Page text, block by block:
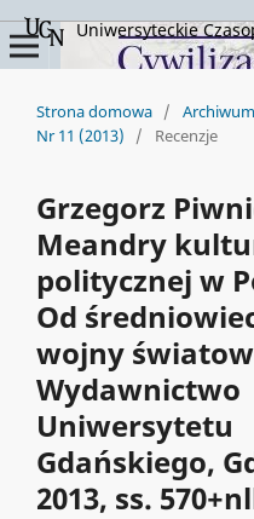
Uniwersyteckie
Strona domowa / Archiwum
Nr 11 (2013)
/ Recenzje
Grzegorz
Meandry
politycznej w
Od
wojny
Wydawnictwo
Uniwersytetu
Gdańskiego,
2013, ss.